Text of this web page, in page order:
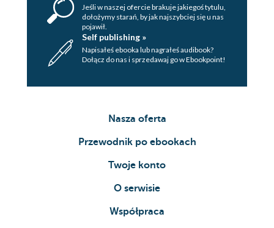
Jeśli w naszej ofercie brakuje jakiegoś tytulu,
dołożymy starań, by jak najszybciej się u nas
pojawił.
Self publishing »
Napisałeś ebooka lub nagrałeś audibook?
Dołącz do nas i sprzedawaj go w Ebookpoint!
Nasza oferta
Przewodnik po ebookach
Twoje konto
O serwisie
Współpraca